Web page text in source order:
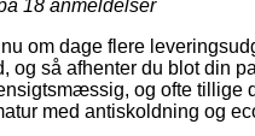
18 anmeldelser
om dage flere
og så afhenter du blot din
og ofte tillige
med antiskoldning og